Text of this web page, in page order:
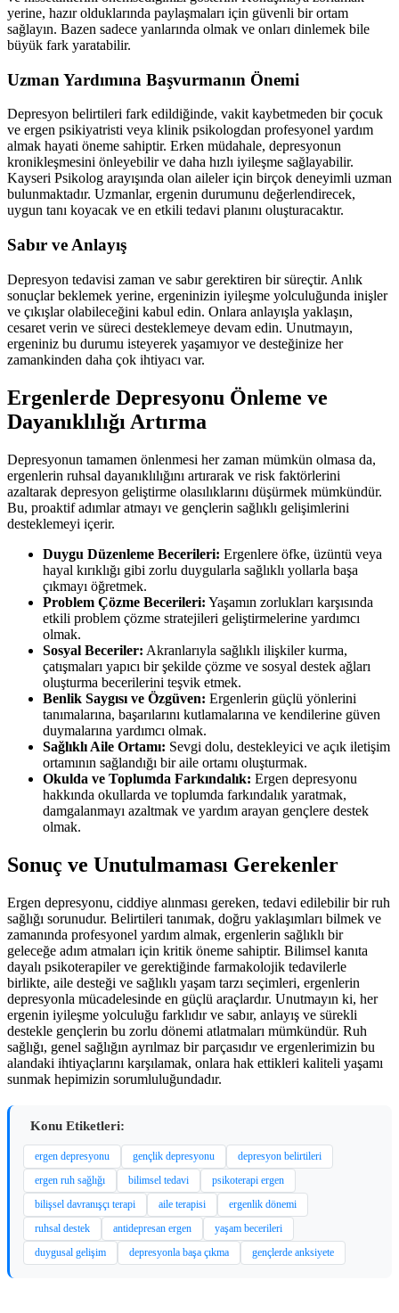
yerine, hazır olduklarında paylaşmaları için güvenli bir ortam
sağlayın. Bazen sadece yanlarında olmak ve onları dinlemek bile
büyük fark yaratabilir.
Uzman Yardımına Başvurmanın Önemi
Depresyon belirtileri fark edildiğinde, vakit kaybetmeden bir çocuk
ve ergen psikiyatristi veya klinik psikologdan profesyonel yardım
almak hayati öneme sahiptir. Erken müdahale, depresyonun
kronikleşmesini önleyebilir ve daha hızlı iyileşme sağlayabilir.
Kayseri Psikolog arayışında olan aileler için birçok deneyimli uzman
bulunmaktadır. Uzmanlar, ergenin durumunu değerlendirecek,
uygun tanı koyacak ve en etkili tedavi planını oluşturacaktır.
Sabır ve Anlayış
Depresyon tedavisi zaman ve sabır gerektiren bir süreçtir. Anlık
sonuçlar beklemek yerine, ergeninizin iyileşme yolculuğunda inişler
ve çıkışlar olabileceğini kabul edin. Onlara anlayışla yaklaşın,
cesaret verin ve süreci desteklemeye devam edin. Unutmayın,
ergeniniz bu durumu isteyerek yaşamıyor ve desteğinize her
zamankinden daha çok ihtiyacı var.
Ergenlerde Depresyonu Önleme ve
Dayanıklılığı Artırma
Depresyonun tamamen önlenmesi her zaman mümkün olmasa da,
ergenlerin ruhsal dayanıklılığını artırarak ve risk faktörlerini
azaltarak depresyon geliştirme olasılıklarını düşürmek mümkündür.
Bu, proaktif adımlar atmayı ve gençlerin sağlıklı gelişimlerini
desteklemeyi içerir.
Duygu Düzenleme Becerileri: Ergenlere öfke, üzüntü veya
hayal kırıklığı gibi zorlu duygularla sağlıklı yollarla başa
çıkmayı öğretmek.
Problem Çözme Becerileri: Yaşamın zorlukları karşısında
etkili problem çözme stratejileri geliştirmelerine yardımcı
olmak.
Sosyal Beceriler: Akranlarıyla sağlıklı ilişkiler kurma,
çatışmaları yapıcı bir şekilde çözme ve sosyal destek ağları
oluşturma becerilerini teşvik etmek.
Benlik Saygısı ve Özgüven: Ergenlerin güçlü yönlerini
tanımalarına, başarılarını kutlamalarına ve kendilerine güven
duymalarına yardımcı olmak.
Sağlıklı Aile Ortamı: Sevgi dolu, destekleyici ve açık iletişim
ortamının sağlandığı bir aile ortamı oluşturmak.
Okulda ve Toplumda Farkındalık: Ergen depresyonu
hakkında okullarda ve toplumda farkındalık yaratmak,
damgalanmayı azaltmak ve yardım arayan gençlere destek
olmak.
Sonuç ve Unutulmaması Gerekenler
Ergen depresyonu, ciddiye alınması gereken, tedavi edilebilir bir ruh
sağlığı sorunudur. Belirtileri tanımak, doğru yaklaşımları bilmek ve
zamanında profesyonel yardım almak, ergenlerin sağlıklı bir
geleceğe adım atmaları için kritik öneme sahiptir. Bilimsel kanıta
dayalı psikoterapiler ve gerektiğinde farmakolojik tedavilerle
birlikte, aile desteği ve sağlıklı yaşam tarzı seçimleri, ergenlerin
depresyonla mücadelesinde en güçlü araçlardır. Unutmayın ki, her
ergenin iyileşme yolculuğu farklıdır ve sabır, anlayış ve sürekli
destekle gençlerin bu zorlu dönemi atlatmaları mümkündür. Ruh
sağlığı, genel sağlığın ayrılmaz bir parçasıdır ve ergenlerimizin bu
alandaki ihtiyaçlarını karşılamak, onlara hak ettikleri kaliteli yaşamı
sunmak hepimizin sorumluluğundadır.
Konu Etiketleri:
ergen depresyonu gençlik depresyonu
depresyon belirtileri
ergen ruh sağlığı
bilimsel tedavi
psikoterapi ergen
bilişsel davranışçı terapi
aile terapisi
ergenlik dönemi
ruhsal destek
antidepresan ergen
yaşam becerileri
duygusal gelişim
depresyonla başa çıkma gençlerde anksiyete